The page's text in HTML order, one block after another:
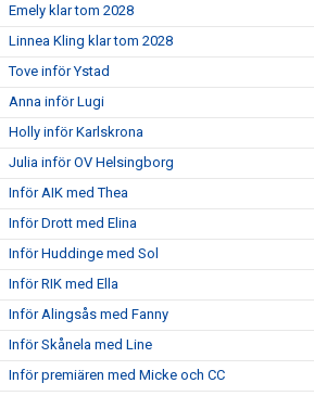
Emely klar tom 2028
Linnea Kling klar tom 2028
Tove inför Ystad
Anna inför Lugi
Holly inför Karlskrona
Julia inför OV Helsingborg
Inför AIK med Thea
Inför Drott med Elina
Inför Huddinge med Sol
Inför RIK med Ella
Inför Alingsås med Fanny
Inför Skånela med Line
Inför premiären med Micke och CC